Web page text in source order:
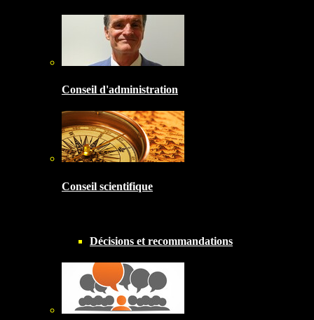
Conseil d'administration
Conseil scientifique
Décisions et recommandations